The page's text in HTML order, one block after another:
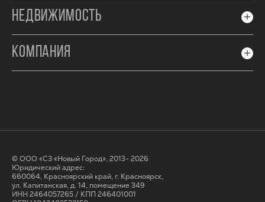
НЕДВИЖИМОСТЬ
КОМПАНИЯ
© ООО «СЗ «Новый Город», 2013- 2026
Юридический адрес:
660064, Красноярский край, г. Красноярск,
ул. Капитанская, д. 14, помещение 349
ИНН 2464057265 / КПП 246401001